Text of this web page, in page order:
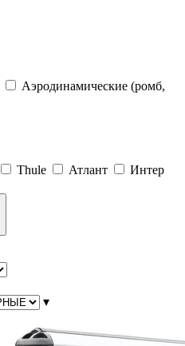
Аэродинамические (ромб,
Thule Атлант
Интер
▾